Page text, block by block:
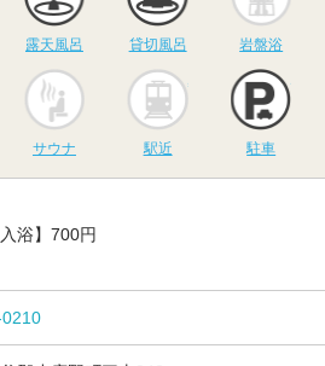
露天風呂 貸切風呂 岩盤浴
サウナ
サウナ 駅近 駐車
入浴】700円